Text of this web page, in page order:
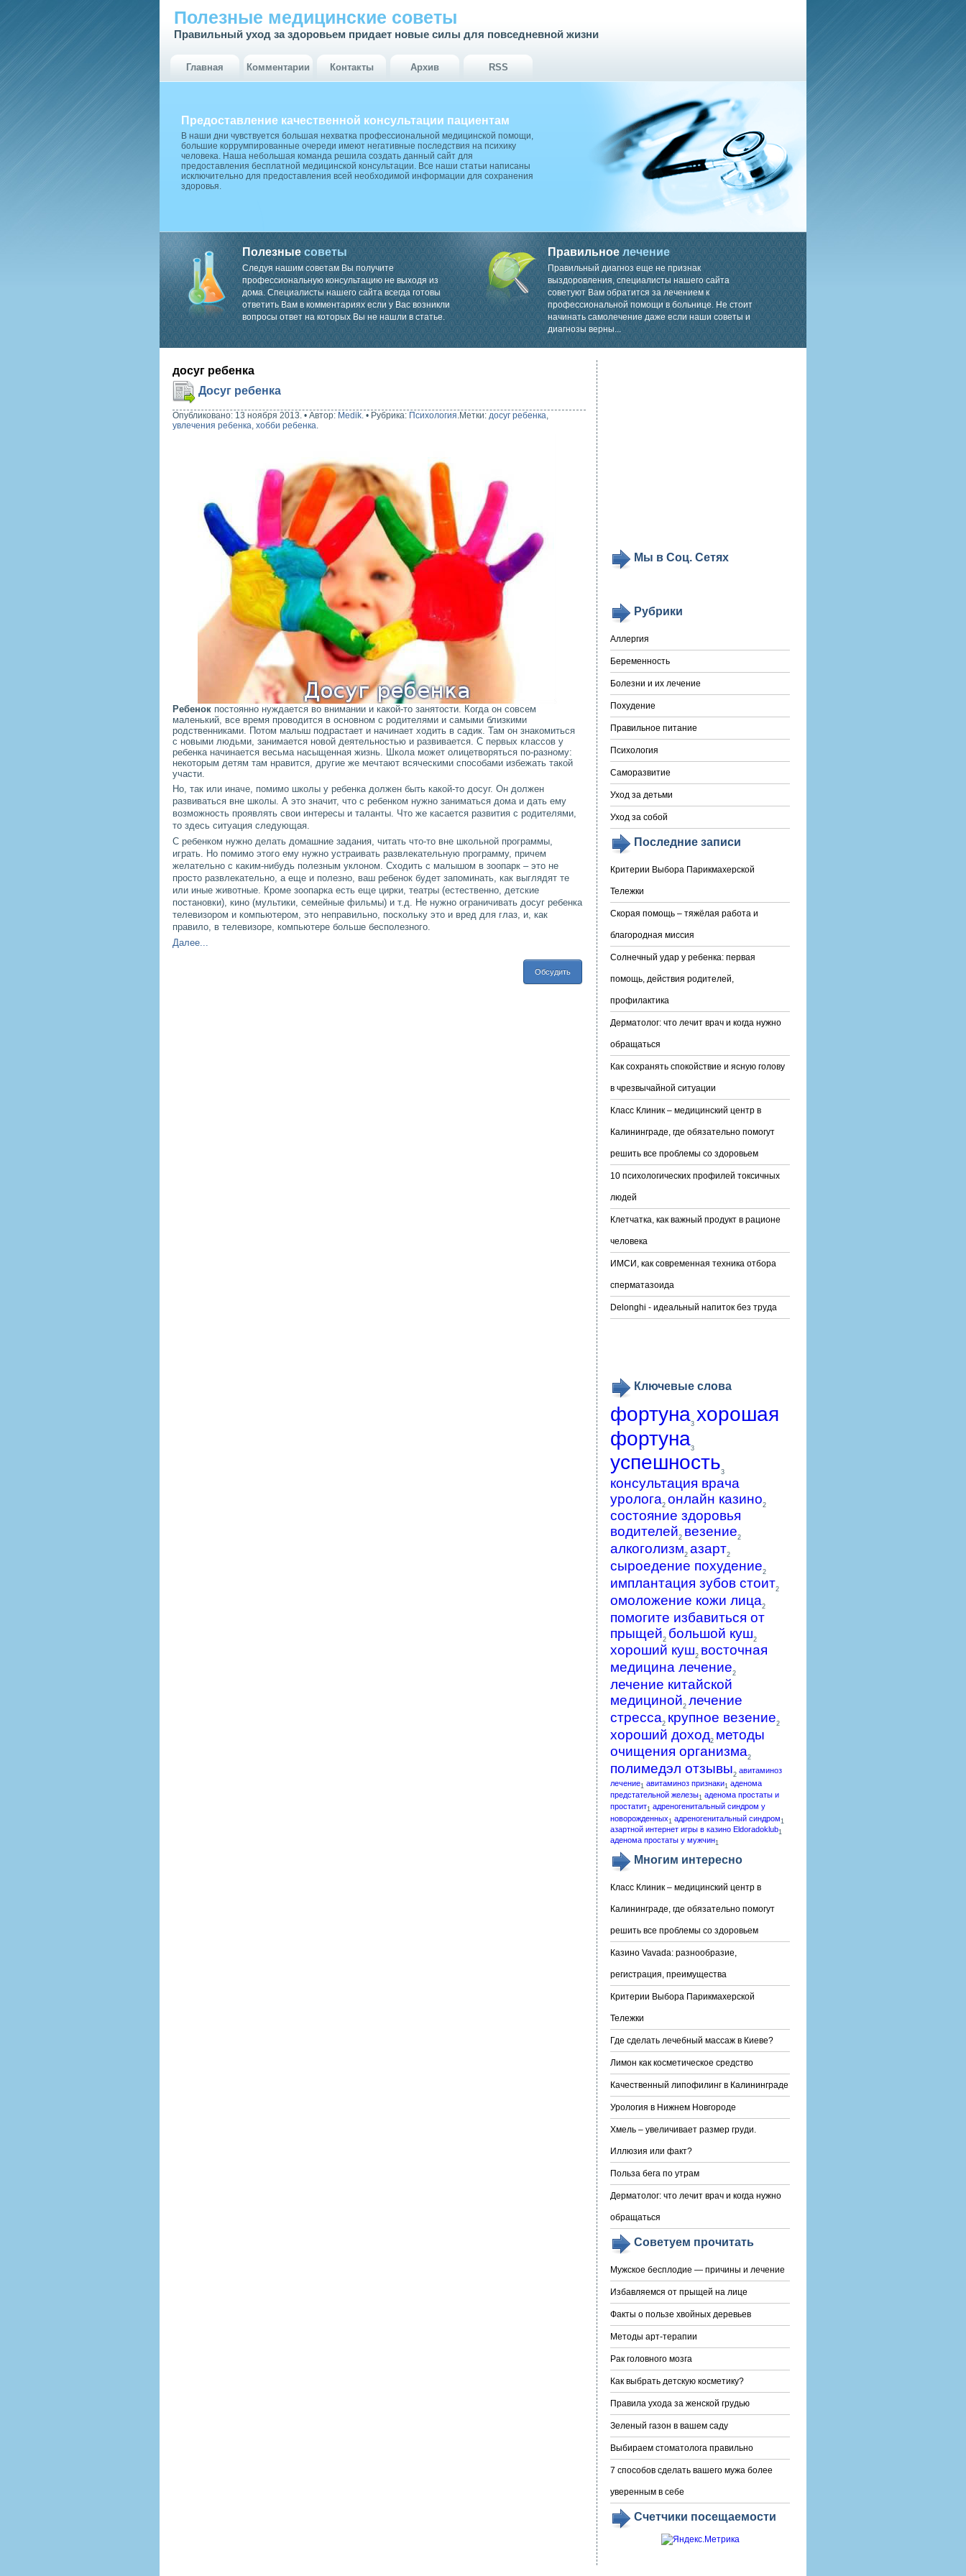
Полезные медицинские советы
Правильный уход за здоровьем придает новые силы для повседневной жизни
Главная Комментарии Контакты Архив RSS
Предоставление качественной консультации пациентам
В наши дни чувствуется большая нехватка профессиональной медицинской помощи,
большие коррумпированные очереди имеют негативные последствия на психику
человека. Наша небольшая команда решила создать данный сайт для
предоставления бесплатной медицинской консультации. Все наши статьи написаны
исключительно для предоставления всей необходимой информации для сохранения
здоровья.
Полезныесоветы
Следуя нашим советам Вы получите
профессиональную консультацию не выходя из
дома. Специалисты нашего сайта всегда готовы
ответить Вам в комментариях если у Вас возникли
вопросы ответ на которых Вы не нашли в статье.
Правильное лечение
Правильный диагноз еще не признак
выздоровления, специалисты нашего сайта
советуют Вам обратится за лечением к
профессиональной помощи в больнице. Не стоит
начинать самолечение даже если наши советы и
диагнозы верны...
досуг ребенка
Досуг ребенка
Опубликовано: 13 ноября 2013. • Автор: Medik. • Рубрика: Психология.Метки: досуг ребенка,
увлечения ребенка, хобби ребенка.
Ребенок постоянно нуждается во внимании и какой-то занятости. Когда он совсем
маленький, все время проводится в основном с родителями и самыми близкими
родственниками. Потом малыш подрастает и начинает ходить в садик. Там он знакомиться
с новыми людьми, занимается новой деятельностью и развивается. С первых классов у
ребенка начинается весьма насыщенная жизнь. Школа может олицетворяться по-разному:
некоторым детям там нравится, другие же мечтают всяческими способами избежать такой
участи.
Но, так или иначе, помимо школы у ребенка должен быть какой-то досуг. Он должен
развиваться вне школы. А это значит, что с ребенком нужно заниматься дома и дать ему
возможность проявлять свои интересы и таланты. Что же касается развития с родителями,
то здесь ситуация следующая.
С ребенком нужно делать домашние задания, читать что-то вне школьной программы,
играть. Но помимо этого ему нужно устраивать развлекательную программу, причем
желательно с каким-нибудь полезным уклоном. Сходить с малышом в зоопарк – это не
просто развлекательно, а еще и полезно, ваш ребенок будет запоминать, как выглядят те
или иные животные. Кроме зоопарка есть еще цирки, театры (естественно, детские
постановки), кино (мультики, семейные фильмы) и т.д. Не нужно ограничивать досуг ребенка
телевизором и компьютером, это неправильно, поскольку это и вред для глаз, и, как
правило, в телевизоре, компьютере больше бесполезного.
Далее...
Обсудить
Мы в Соц. Сетях
Рубрики
Аллергия
Беременность
Болезни и их лечение
Похудение
Правильное питание
Психология
Саморазвитие
Уход за детьми
Уход за собой
Последние записи
Критерии Выбора Парикмахерской
Тележки
Скорая помощь – тяжёлая работа и
благородная миссия
Солнечный удар у ребенка: первая
помощь, действия родителей,
профилактика
Дерматолог: что лечит врач и когда нужно
обращаться
Как сохранять спокойствие и ясную голову
в чрезвычайной ситуации
Класс Клиник – медицинский центр в
Калининграде, где обязательно помогут
решить все проблемы со здоровьем
10 психологических профилей токсичных
людей
Клетчатка, как важный продукт в рационе
человека
ИМСИ, как современная техника отбора
сперматазоида
Delonghi - идеальный напиток без труда
Ключевые слова
фортуна3 хорошая
фортуна3
успешность3
консультация врача
уролога2 онлайн казино2
состояние здоровья
водителей2 везение2
алкоголизм2 азарт2
сыроедение похудение2
имплантация зубов стоит2
омоложение кожи лица2
помогите избавиться от
прыщей2 большой куш2
хороший куш2 восточная
медицина лечение2
лечение китайской
медициной2 лечение
стресса2 крупное везение2
хороший доход2 методы
очищения организма2
полимедэл отзывы2 авитаминоз
лечение1 авитаминоз признаки1 аденома
предстательной железы1 аденома простаты и
простатит1 адреногенитальный синдром у
новорожденных 1 адреногенитальный синдром 1
азартной интернет игры в казино Eldoradoklub1
аденома простаты у мужчин1
Многим интересно
Класс Клиник – медицинский центр в
Калининграде, где обязательно помогут
решить все проблемы со здоровьем
Казино Vavada: разнообразие,
регистрация, преимущества
Критерии Выбора Парикмахерской
Тележки
Где сделать лечебный массаж в Киеве?
Лимон как косметическое средство
Качественный липофилинг в Калининграде
Урология в Нижнем Новгороде
Хмель – увеличивает размер груди.
Иллюзия или факт?
Польза бега по утрам
Дерматолог: что лечит врач и когда нужно
обращаться
Советуем прочитать
Мужское бесплодие — причины и лечение
Избавляемся от прыщей на лице
Факты о пользе хвойных деревьев
Методы арт-терапии
Рак головного мозга
Как выбрать детскую косметику?
Правила ухода за женской грудью
Зеленый газон в вашем саду
Выбираем стоматолога правильно
7 способов сделать вашего мужа более
уверенным в себе
Счетчики посещаемости